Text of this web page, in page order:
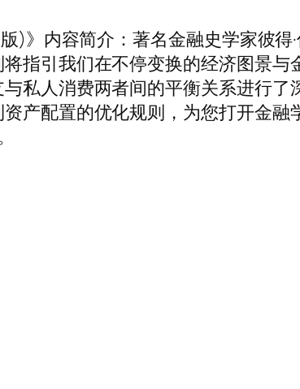
)》内容简介：著名金融史学家彼
指引我们在不停变换的经济图景与
私人消费两者间的平衡关系进行
产配置的优化规则，为您打开金